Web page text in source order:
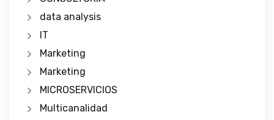
data analysis
IT
Marketing
Marketing
MICROSERVICIOS
Multicanalidad